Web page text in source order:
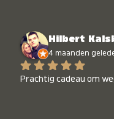
Hilbert
4 maanden
Prachtig cadeau om